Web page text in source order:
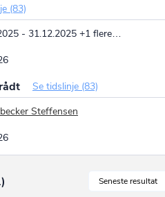
(83)
- 31.12.2025 +1 flere…
Se tidslinje (83)
Steffensen
Seneste resultat